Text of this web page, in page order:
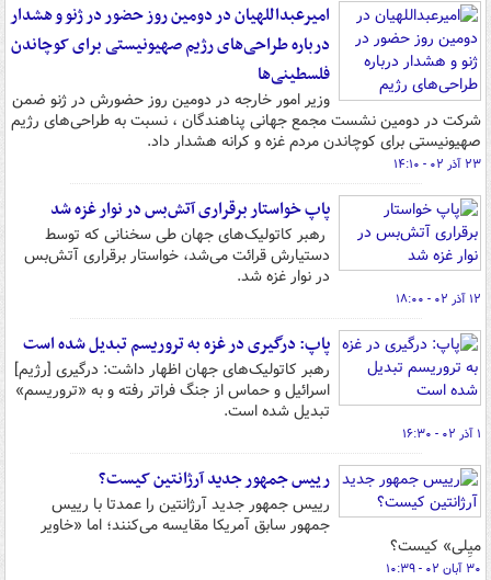
امیرعبداللهیان در دومین روز حضور در ژنو و هشدار
درباره طراحی‌های رژیم صهیونیستی برای کوچاندن
فلسطینی‌ها
وزیر امور خارجه در دومین روز حضورش در ژنو ضمن
شرکت در دومین نشست مجمع جهانی پناهندگان ، نسبت به طراحی‌های رژیم
صهیونیستی برای کوچاندن مردم غزه و کرانه هشدار داد.
۲۳ آذر ۰۲ - ۱۴:۱۰
پاپ خواستار برقراری آتش‌بس در نوار غزه شد
رهبر کاتولیک‌های جهان طی سخنانی که توسط
دستیارش قرائت می‌شد، خواستار برقراری آتش‌بس
در نوار غزه شد.
۱۲ آذر ۰۲ - ۱۸:۰۰
پاپ: درگیری در غزه به تروریسم تبدیل شده است
رهبر کاتولیک‌های جهان اظهار داشت: درگیری [رژیم]
اسرائیل و حماس از جنگ فراتر رفته و به «تروریسم»
تبدیل شده است.
۱ آذر ۰۲ - ۱۶:۳۰
رییس جمهور جدید آرژانتین کیست؟
رییس جمهور جدید آرژانتین را عمدتا با رییس
جمهور سابق آمریکا مقایسه می‌کنند؛ اما «خاویر
میِلی» کیست؟
۳۰ آبان ۰۲ - ۱۰:۳۹